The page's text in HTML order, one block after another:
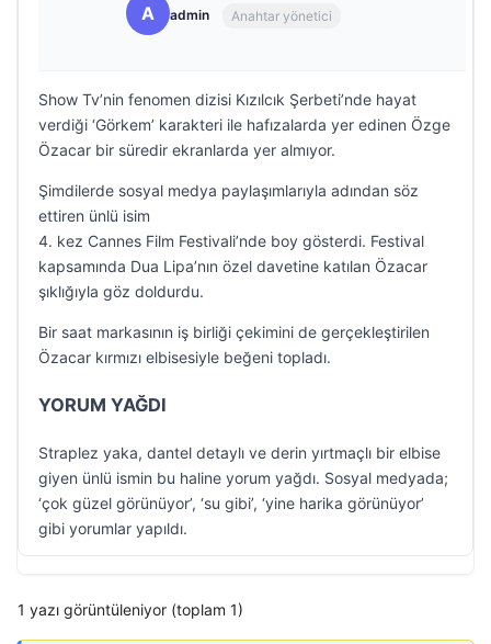
A admin Anahtar yönetici
Show Tv’nin fenomen dizisi Kızılcık Şerbeti’nde hayat
verdiği ‘Görkem’ karakteri ile hafızalarda yer edinen Özge
Özacar bir süredir ekranlarda yer almıyor.
Şimdilerde sosyal medya paylaşımlarıyla adından söz
ettiren ünlü isim
4. kez Cannes Film Festivali’nde boy gösterdi. Festival
kapsamında Dua Lipa’nın özel davetine katılan Özacar
şıklığıyla göz doldurdu.
Bir saat markasının iş birliği çekimini de gerçekleştirilen
Özacar kırmızı elbisesiyle beğeni topladı.
YORUM YAĞDI
Straplez yaka, dantel detaylı ve derin yırtmaçlı bir elbise
giyen ünlü ismin bu haline yorum yağdı. Sosyal medyada;
‘çok güzel görünüyor’, ‘su gibi’, ‘yine harika görünüyor’
gibi yorumlar yapıldı.
1 yazı görüntüleniyor (toplam 1)